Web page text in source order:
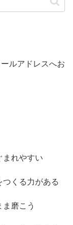
ルアドレスへお
まれやすい
くる力がある
磨こう